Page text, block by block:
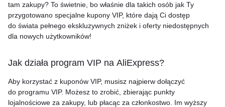
tam zakupy? To świetnie, bo właśnie dla takich osób jak Ty
przygotowano specjalne kupony VIP, które dają Ci dostęp
do świata pełnego ekskluzywnych zniżek i oferty niedostępnych
dla nowych użytkowników!
Jak działa program VIP na AliExpress?
Aby korzystać z kuponów VIP, musisz najpierw dołączyć
do programu VIP. Możesz to zrobić, zbierając punkty
lojalnościowe za zakupy, lub płacąc za członkostwo. Im wyższy